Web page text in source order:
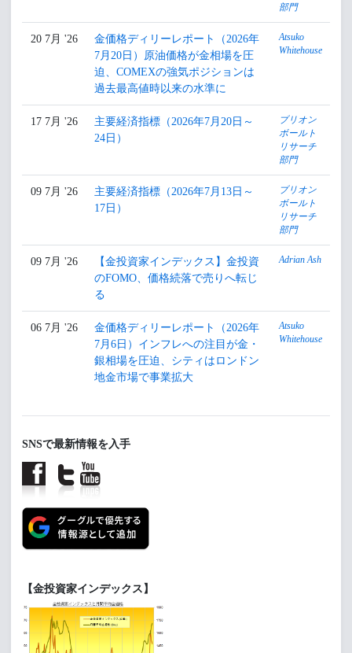
部門
20 7月 '26
金価格ディリーレポート（2026年
7月20日）原油価格が金相場を圧
迫、COMEXの強気ポジションは
過去最高値時以来の水準に
Atsuko
Whitehouse
17 7月 '26
主要経済指標（2026年7月20日～
24日）
ブリオン
ボールト
リサーチ
部門
09 7月 '26
主要経済指標（2026年7月13日～
17日）
ブリオン
ボールト
リサーチ
部門
09 7月 '26
【金投資家インデックス】金投資
のFOMO、価格続落で売りへ転じ
る
Adrian Ash
06 7月 '26
金価格ディリーレポート（2026年
7月6日）インフレへの注目が金・
銀相場を圧迫、シティはロンドン
地金市場で事業拡大
Atsuko
Whitehouse
SNSで最新情報を入手
【金投資家インデックス】